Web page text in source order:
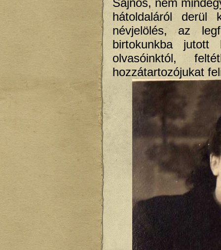
Sajnos, nem
hátoldaláról
névjelölés, az
birtokunkba
olvasóinktól,
hozzátartozójukat